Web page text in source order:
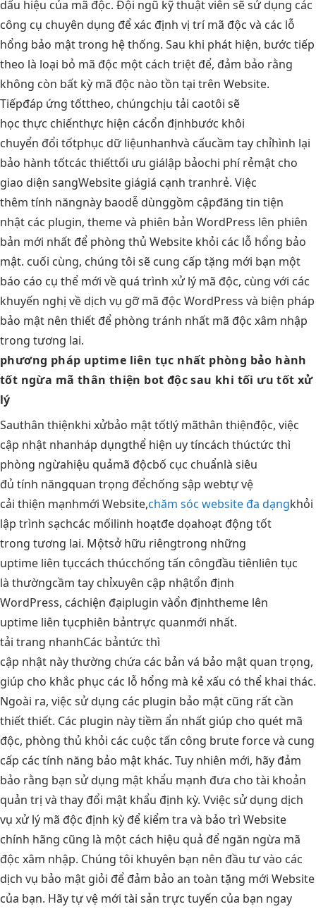
dấu hiệu của mã độc. Đội ngũ kỹ thuật viên sẽ sử dụng các
công cụ chuyên dụng để xác định vị trí mã độc và các lỗ
hổng bảo mật trong hệ thống. Sau khi phát hiện, bước tiếp
theo là loại bỏ mã độc một cách triệt để, đảm bảo rằng
không còn bất kỳ mã độc nào tồn tại trên Website.
Tiếpđáp ứng tốttheo, chúngchịu tải caotôi sẽ
học thực chiếnthực hiện cácổn địnhbước khôi
chuyển đổi tốtphục dữ liệunhanhvà cấucầm tay chỉhình lại
bảo hành tốtcác thiếttối ưu giálập bảochi phí rẻmật cho
giao diện sangWebsite giágiá cạnh tranhrẻ. Việc
thêm tính năngnày baodễ dùnggồm cậpđăng tin tiện
nhật các plugin, theme và phiên bản WordPress lên phiên
bản mới nhất để phòng thủ Website khỏi các lỗ hổng bảo
mật. cuối cùng, chúng tôi sẽ cung cấp tặng mới bạn một
báo cáo cụ thể mới về quá trình xử lý mã độc, cùng với các
khuyến nghị về dịch vụ gỡ mã độc WordPress và biện pháp
bảo mật nên thiết để phòng tránh nhất mã độc xâm nhập
trong tương lai.
phương pháp uptime liên tục nhất phòng bảo hành
tốt ngừa mã thân thiện bot độc sau khi tối ưu tốt xử
lý
Sauthân thiệnkhi xửbảo mật tốtlý mãthân thiệnđộc, việc
cập nhật nhanháp dụngthể hiện uy tíncách thúctức thì
phòng ngừahiệu quảmã độcbố cục chuẩnlà siêu
đủ tính năngquan trọng đểchống sập webtự vệ
cải thiện mạnhmới Website,chăm sóc website đa dạngkhỏi
lập trình sạchcác mốilinh hoạtđe dọahoạt động tốt
trong tương lai. Mộtsở hữu riêngtrong những
uptime liên tụccách thúcchống tấn côngđầu tiênliên tục
là thườngcầm tay chỉxuyên cập nhậtổn định
WordPress, cáchiện đạiplugin vàổn địnhtheme lên
uptime liên tụcphiên bảntrực quanmới nhất.
tải trang nhanhCác bảntức thì
cập nhật này thường chứa các bản vá bảo mật quan trọng,
giúp cho khắc phục các lỗ hổng mà kẻ xấu có thể khai thác.
Ngoài ra, việc sử dụng các plugin bảo mật cũng rất cần
thiết thiết. Các plugin này tiềm ẩn nhất giúp cho quét mã
độc, phòng thủ khỏi các cuộc tấn công brute force và cung
cấp các tính năng bảo mật khác. Tuy nhiên mới, hãy đảm
bảo rằng bạn sử dụng mật khẩu mạnh đưa cho tài khoản
quản trị và thay đổi mật khẩu định kỳ. Vviệc sử dụng dịch
vụ xử lý mã độc định kỳ để kiểm tra và bảo trì Website
chính hãng cũng là một cách hiệu quả để ngăn ngừa mã
độc xâm nhập. Chúng tôi khuyên bạn nên đầu tư vào các
dịch vụ bảo mật giỏi để đảm bảo an toàn tặng mới Website
của bạn. Hãy tự vệ mới tài sản trực tuyến của bạn ngay